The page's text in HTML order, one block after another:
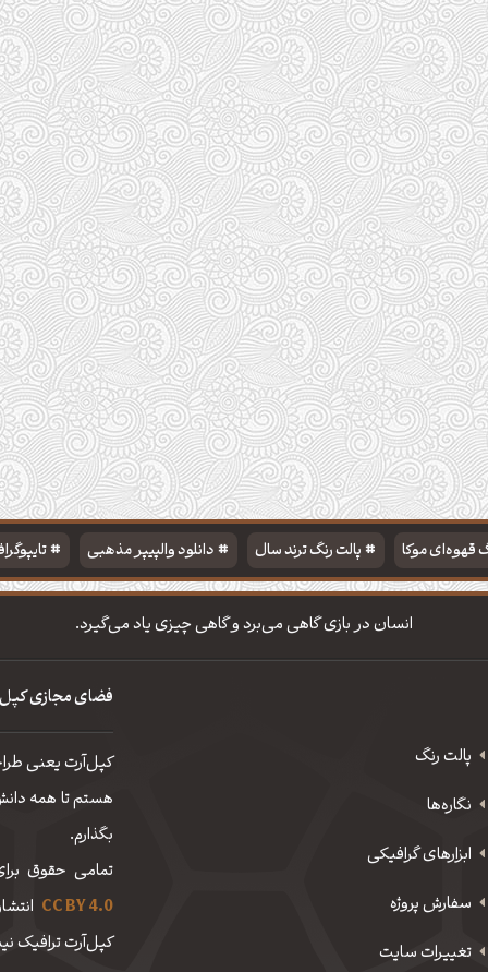
قهوه‌ای موکا پالت رنگ ترند سال دانلود والپیپر مذهبی
انسان در بازی گاهی می‌برد و گاهی چیزی یاد می‌گیرد.
پالت رنگ
نگاره‌ها
ابزارهای گرافیکی
سفارش پروژه
تغییرات سایت
فضای مجازی
کپل‌آرت یعنی
هستم تا همه
بگذارم.
تمامی حقوق
CC BY 4.0
کپل‌آرت ترافیک